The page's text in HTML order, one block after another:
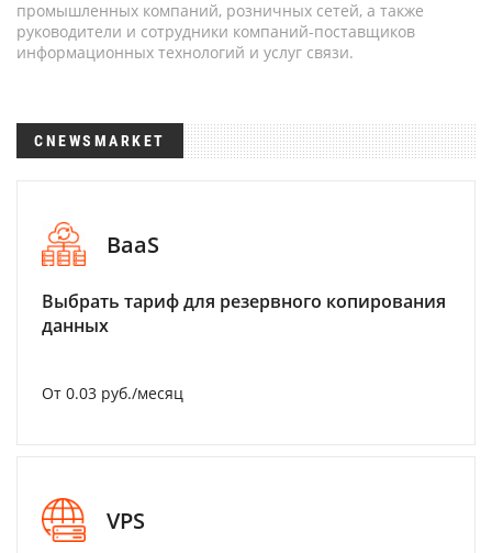
промышленных компаний, розничных сетей, а также
руководители и сотрудники компаний-поставщиков
информационных технологий и услуг связи.
CNEWSMARKET
BaaS
Выбрать тариф для резервного копирования
данных
От 0.03 руб./месяц
VPS